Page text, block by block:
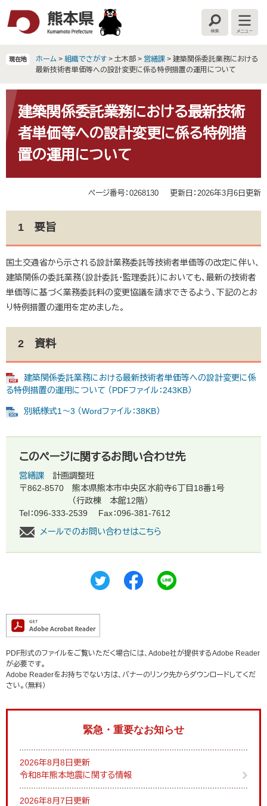
文
へ
検
索
メ
ニ
ー
現在地 ホーム > 組織でさがす > 土木部 > 営繕課 > 建築関係委託業務における
最新技術者単価等への設計変更に係る特例措置の運用について
文 建築関係委託業務における最新技術
者単価等への設計変更に係る特例措
置の運用について
ページ番号：0268130 更新日：2026年3月6日更新
1 要旨
国土交通省から示される設計業務委託等技術者単価等の改定に伴い、
建築関係の委託業務（設計委託・監理委託）においても、最新の技術者
単価等に基づく業務委託料の変更協議を請求できるよう、下記のとお
り特例措置の運用を定めました。
2 資料
建築関係委託業務における最新技術者単価等への設計変更に係
る特例措置の運用について （PDFファイル：243KB）
別紙様式1～3 （Wordファイル：38KB）
このページに関するお問い合わせ先
営繕課
計画調整班
〒862-8570
熊本県熊本市中央区水前寺6丁目18番1号
（行政棟 本館12階）
Tel：096-333-2539
Fax：096-381-7612
メールでのお問い合わせはこちら
PDF形式のファイルをご覧いただく場合には、Adobe社が提供するAdobe Reader
が必要です。
Adobe Readerをお持ちでない方は、バナーのリンク先からダウンロードしてくだ
さい。（無料）
緊急・重要なお知らせ
2026年8月8日更新
令和8年熊本地震に関する情報
2026年8月7日更新